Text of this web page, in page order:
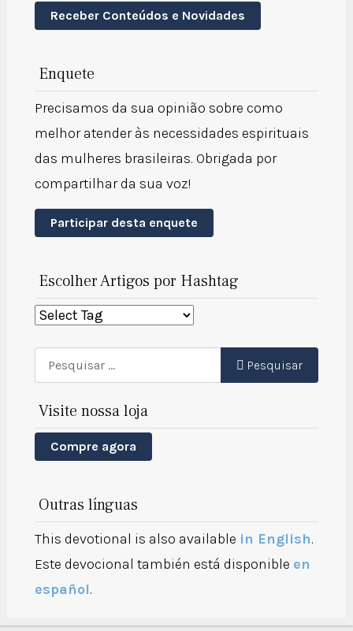
Receber Conteúdos e Novidades
Enquete
Precisamos da sua opinião sobre como
melhor atender às necessidades espirituais
das mulheres brasileiras. Obrigada por
compartilhar da sua voz!
Participar desta enquete
Escolher Artigos por Hashtag
Pesquisar Pesquisar
Visite nossa loja
Compre agora
Outras línguas
This devotional is also available in English.
Este devocional también está disponible en
español.